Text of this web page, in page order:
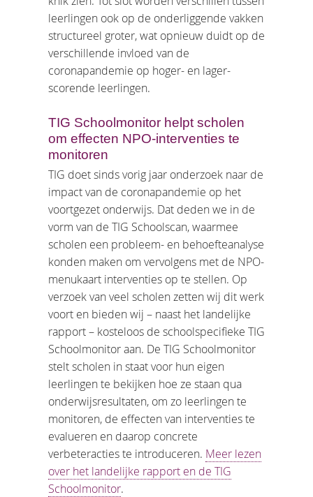
leerlingen ook op de onderliggende vakken
structureel groter, wat opnieuw duidt op de
verschillende invloed van de
coronapandemie op hoger- en lager-
scorende leerlingen.
TIG Schoolmonitor helpt scholen
om effecten NPO-interventies te
monitoren
TIG doet sinds vorig jaar onderzoek naar de
impact van de coronapandemie op het
voortgezet onderwijs. Dat deden we in de
vorm van de TIG Schoolscan, waarmee
scholen een probleem- en behoefteanalyse
konden maken om vervolgens met de NPO-
menukaart interventies op te stellen. Op
verzoek van veel scholen zetten wij dit werk
voort en bieden wij – naast het landelijke
rapport – kosteloos de schoolspecifieke TIG
Schoolmonitor aan. De TIG Schoolmonitor
stelt scholen in staat voor hun eigen
leerlingen te bekijken hoe ze staan qua
onderwijsresultaten, om zo leerlingen te
monitoren, de effecten van interventies te
evalueren en daarop concrete
verbeteracties te introduceren. Meer lezen
over het landelijke rapport en de TIG
Schoolmonitor.